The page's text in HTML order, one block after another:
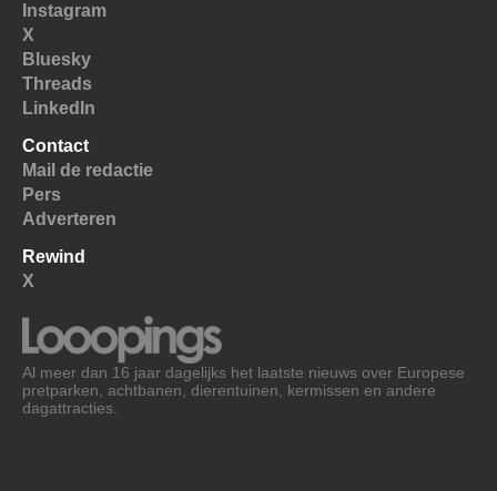
Instagram
X
Bluesky
Threads
LinkedIn
Contact
Mail de redactie
Pers
Adverteren
Rewind
X
Al meer dan 16 jaar dagelijks het laatste nieuws over Europese
pretparken, achtbanen, dierentuinen, kermissen en andere
dagattracties.